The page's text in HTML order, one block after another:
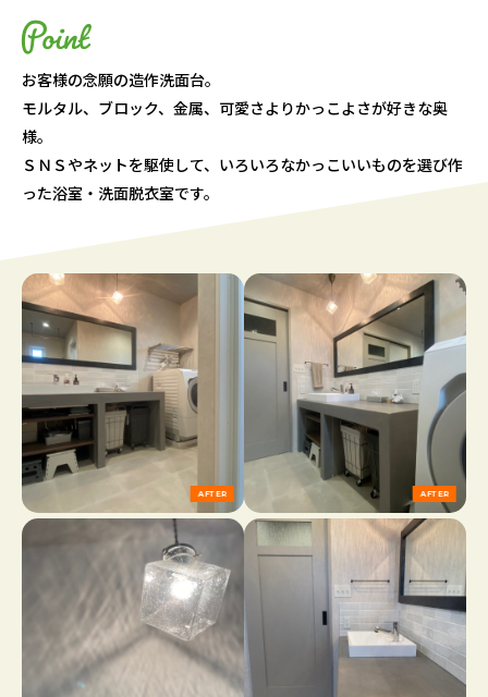
お客様の念願の造作洗面台。
モルタル、ブロック、金属、可愛さよりかっこよさが好きな奥
様。
ＳＮＳやネットを駆使して、いろいろなかっこいいものを選び作
った浴室・洗面脱衣室です。